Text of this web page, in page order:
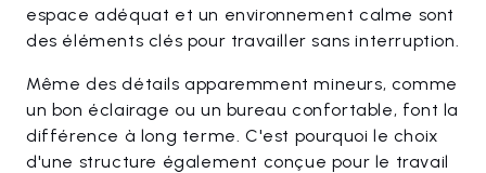
espace adéquat et un environnement calme sont
des éléments clés pour travailler sans interruption.
Même des détails apparemment mineurs, comme
un bon éclairage ou un bureau confortable, font la
différence à long terme. C'est pourquoi le choix
d'une structure également conçue pour le travail